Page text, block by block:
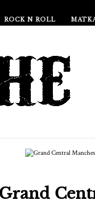
ROCK N ROLL